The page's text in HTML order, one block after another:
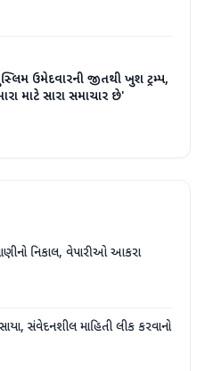
ઉમેદવારની જીતથી ખુશ ટ્રમ્પ,
માટે સારા સમાચાર છે'
નિકાલ, વેપારીઓ આકરા
સંવેદનશીલ માહિતી લીક કરવાનો